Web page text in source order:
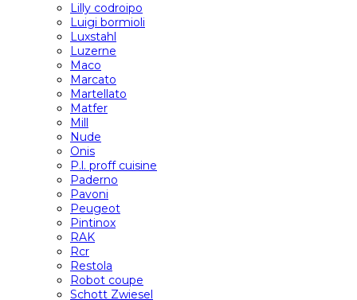
Lilly codroipo
Luigi bormioli
Luxstahl
Luzerne
Maco
Marcato
Martellato
Matfer
Mill
Nude
Onis
P.l. proff cuisine
Paderno
Pavoni
Peugeot
Pintinox
RAK
Rcr
Restola
Robot coupe
Schott Zwiesel